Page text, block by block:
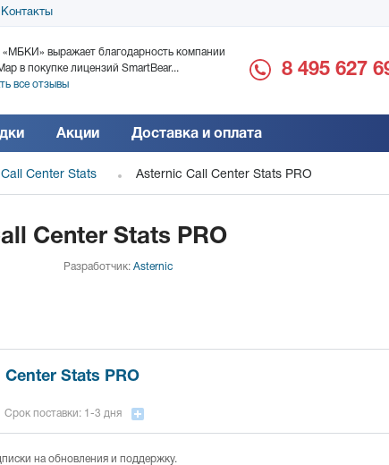
Контакты
выражает благодарность компании
в покупке лицензий SmartBear...
все отзывы
благодарность за
8 495 627
Акции Доставка и оплата
Center Stats Asternic Call Center Stats PRO
Center Stats PRO
Разработчик: Asternic
Stats PRO
Срок поставки: 1-3 дня
на обновления и поддержку.